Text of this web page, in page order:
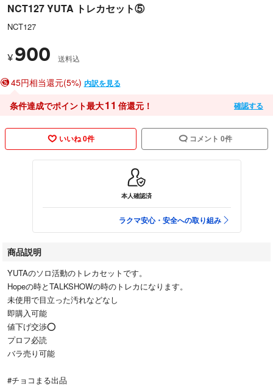
NCT127 YUTA トレカセット⑤
NCT127
¥ 900 送料込
45円相当還元(5%) 内訳を見る
条件達成でポイント最大11 倍還元！ 確認する
いいね 0件 コメント 0件
本人確認済
ラクマ安心・安全への取り組み
商品説明
YUTAのソロ活動のトレカセットです。
Hopeの時とTALKSHOWの時のトレカになります。
未使用で目立った汚れなどなし
即購入可能
値下げ交渉⭕️
プロフ必読
バラ売り可能
#チョコまる出品